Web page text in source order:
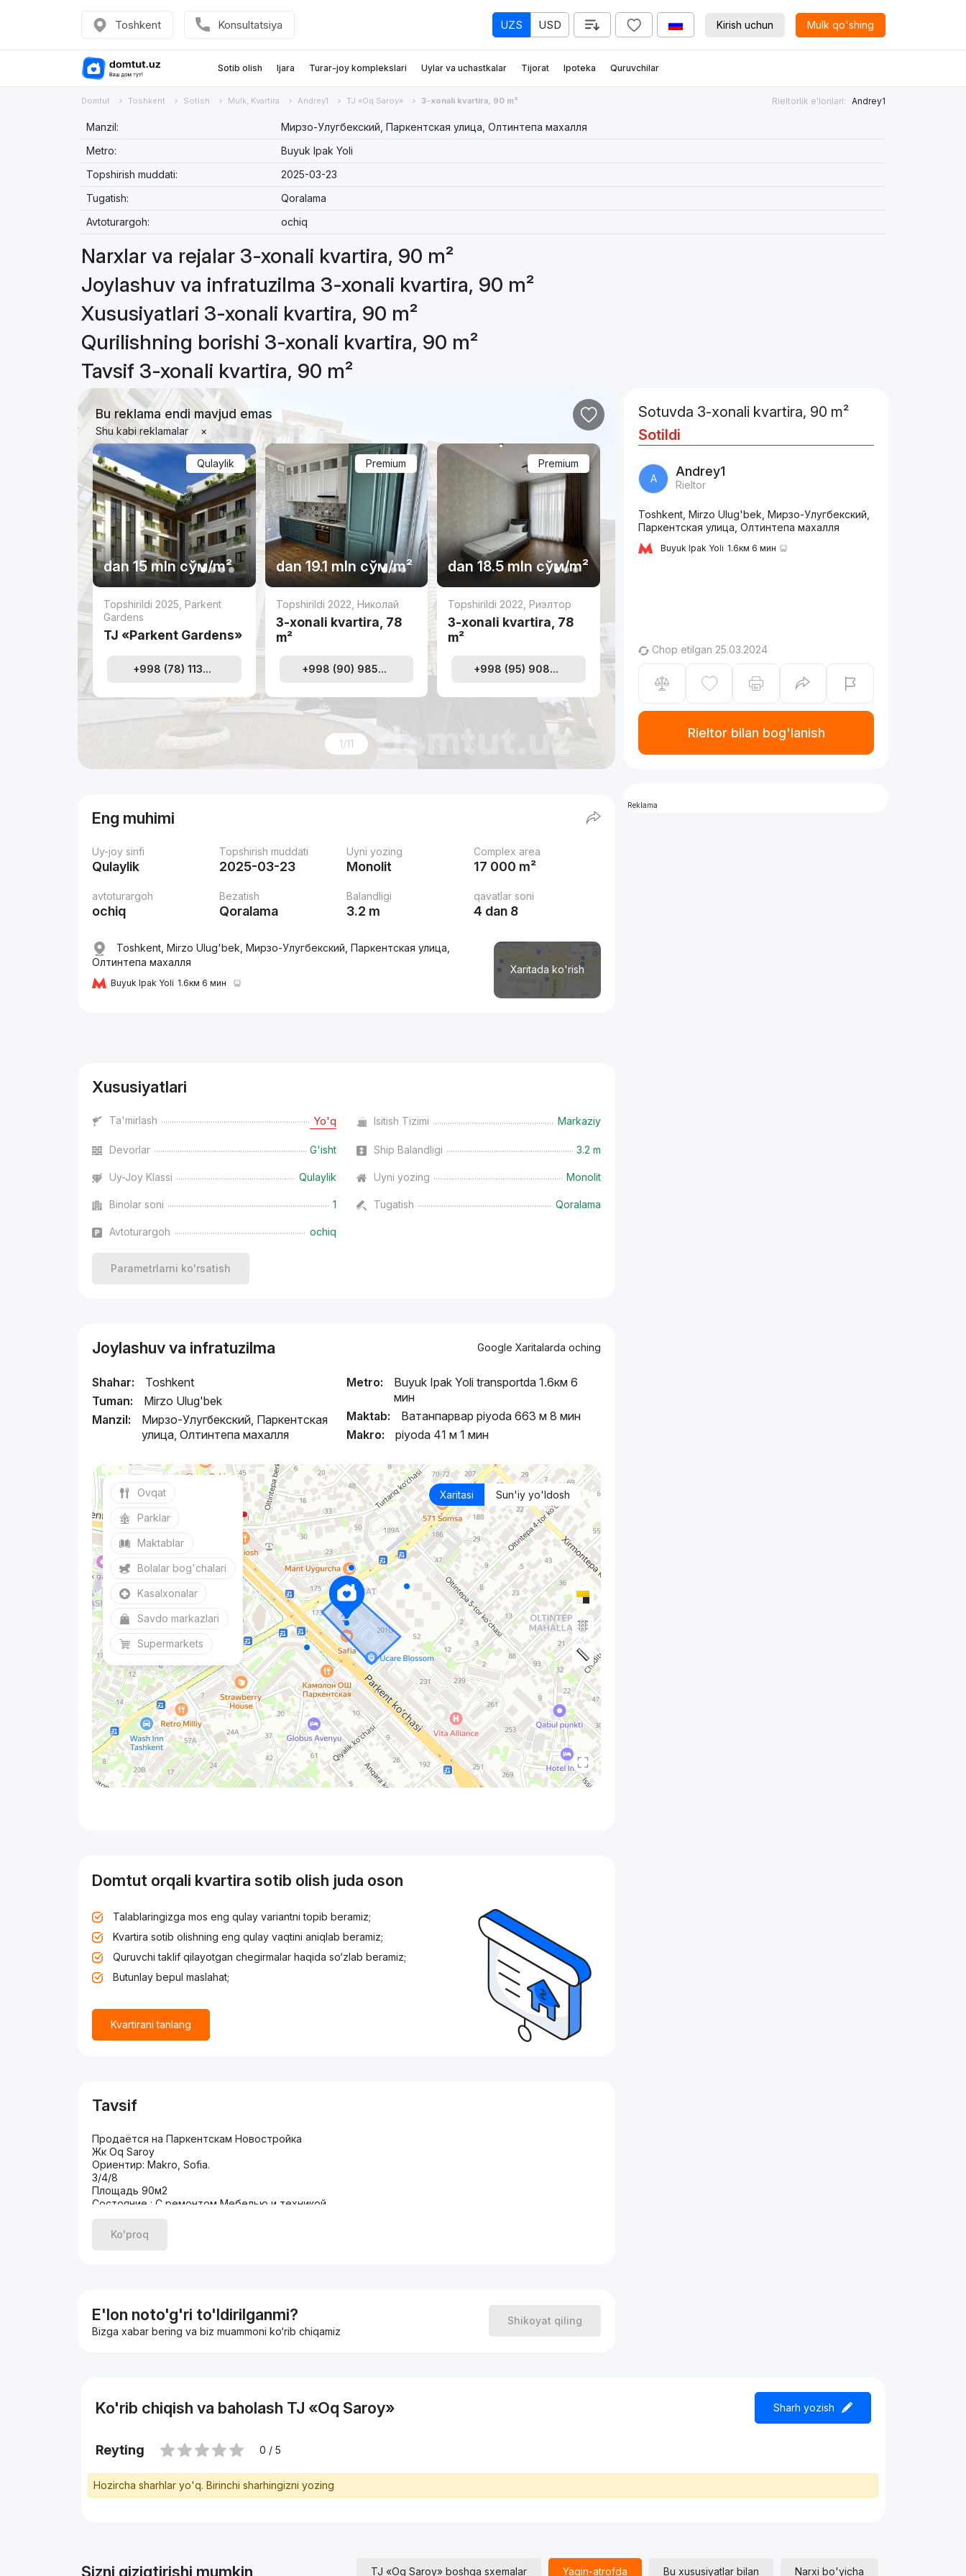
Toshkent Konsultatsiya UZS USD Kirish uchun Mulk qo'shing
Sotib olish Ijara Turar-joy komplekslari Uylar va uchastkalar Tijorat Ipoteka Quruvchilar
Domtut Toshkent Sotish Mulk, Kvartira Andrey1 TJ «Oq Saroy» 3-xonali kvartira, 90 m² Rieltorlik e'lonlari: Andrey1
Manzil:
Мирзо-Улугбекский, Паркентская улица, Олтинтепа махалля
Metro:
Buyuk Ipak Yoli
Topshirish muddati:
2025-03-23
Tugatish:
Qoralama
Avtoturargoh:
ochiq
Narxlar va rejalar 3-xonali kvartira, 90 m²
Joylashuv va infratuzilma 3-xonali kvartira, 90 m²
Xususiyatlari 3-xonali kvartira, 90 m²
Qurilishning borishi 3-xonali kvartira, 90 m²
Tavsif 3-xonali kvartira, 90 m²
Bu reklama endi mavjud emas
Shu kabi reklamalar ×
Qulaylik
dan15 mln сўм/m²
Topshirildi 2025 Parkent
Gardens
TJ «Parkent Gardens»
+998 (78) 113...
Premium
dan19.1 mln сўм/m²
Topshirildi 2022 Николай
3-xonali kvartira, 78
m²
+998 (90) 985...
Premium
dan18.5 mln сўм/m²
Topshirildi 2022 Риэлтор
3-xonali kvartira, 78
m²
+998 (95) 908...
1/11
Eng muhimi
Uy-joy sinfi
Qulaylik
Topshirish muddati
2025-03-23
Uyni yozing
Monolit
Complex area
17 000 m²
avtoturargoh
ochiq
Bezatish
Qoralama
Balandligi
3.2 m
qavatlar soni
4 dan 8
Xaritada ko'rish
Toshkent, Mirzo Ulug'bek, Мирзо-Улугбекский, Паркентская улица,
Олтинтепа махалля
Buyuk Ipak Yoli 1.6км 6 мин
Xususiyatlari
Ta'mirlash Yo'q Isitish Tizimi Markaziy
Devorlar G'isht Ship Balandligi 3.2 m
Uy-Joy Klassi Qulaylik Uyni yozing Monolit
Binolar soni 1 Tugatish Qoralama
Avtoturargoh ochiq
Parametrlarni ko'rsatish
Joylashuv va infratuzilma Google Xaritalarda oching
Shahar:
Toshkent
Tuman:
Mirzo Ulug'bek
Manzil:
Мирзо-Улугбекский, Паркентская
улица, Олтинтепа махалля
Metro:
Buyuk Ipak Yoli transportda 1.6км 6
мин
Maktab:
Ватанпарвар piyoda 663 м 8 мин
Makro:
piyoda 41 м 1 мин
Xaritasi Sun'iy yo'ldosh
Ovqat
Parklar
Maktablar
Bolalar bog'chalari
Kasalxonalar
Savdo markazlari
Supermarkets
Domtut orqali kvartira sotib olish juda oson
Talablaringizga mos eng qulay variantni topib beramiz;
Kvartira sotib olishning eng qulay vaqtini aniqlab beramiz;
Quruvchi taklif qilayotgan chegirmalar haqida so‘zlab beramiz;
Butunlay bepul maslahat;
Kvartirani tanlang
Tavsif
Продаётся на Паркентскам Новостройка
Жк Oq Saroy
Ориентир: Makro, Sofia.
3/4/8
Площадь 90м2
Состояние : С ремонтом Мебелью и техникой
Ko'proq
E'lon noto'g'ri to'ldirilganmi?
Bizga xabar bering va biz muammoni ko‘rib chiqamiz
Shikoyat qiling
Sotuvda 3-xonali kvartira, 90 m²
Sotildi
A Andrey1
Rieltor
Toshkent, Mirzo Ulug'bek, Мирзо-Улугбекский,
Паркентская улица, Олтинтепа махалля
Buyuk Ipak Yoli 1.6км 6 мин
Chop etilgan 25.03.2024
Rieltor bilan bog'lanish
Reklama
Ko'rib chiqish va baholash TJ «Oq Saroy» Sharh yozish
Reyting 0 / 5
Hozircha sharhlar yo'q. Birinchi sharhingizni yozing
Sizni qiziqtirishi mumkin TJ «Oq Saroy» boshqa sxemalar Yaqin-atrofda Bu xususiyatlar bilan Narxi bo'yicha